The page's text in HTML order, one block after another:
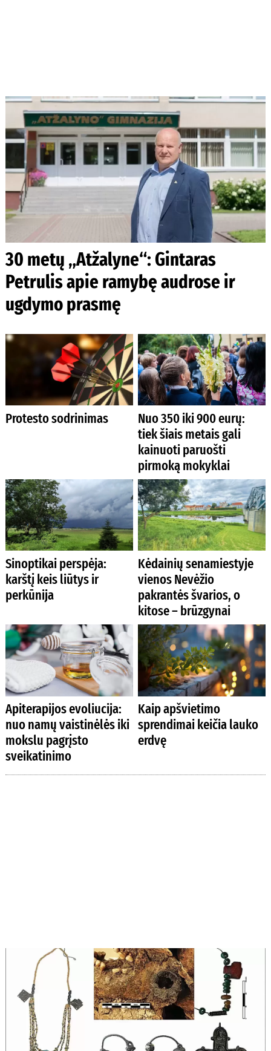
30 metų „Atžalyne“: Gintaras
Petrulis apie ramybę audrose ir
ugdymo prasmę
Protesto sodrinimas
Nuo 350 iki 900 eurų:
tiek šiais metais gali
kainuoti paruošti
pirmoką mokyklai
Sinoptikai perspėja:
karštį keis liūtys ir
perkūnija
Kėdainių senamiestyje
vienos Nevėžio
pakrantės švarios, o
kitose – brūzgynai
Apiterapijos evoliucija:
nuo namų vaistinėlės iki
mokslu pagrįsto
sveikatinimo
Kaip apšvietimo
sprendimai keičia lauko
erdvę